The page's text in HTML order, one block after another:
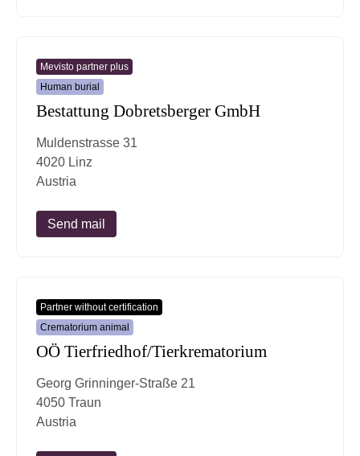
Mevisto partner plus
Human burial
Bestattung Dobretsberger GmbH
Muldenstrasse 31
4020 Linz
Austria
Send mail
Partner without certification
Crematorium animal
OÖ Tierfriedhof/Tierkrematorium
Georg Grinninger-Straße 21
4050 Traun
Austria